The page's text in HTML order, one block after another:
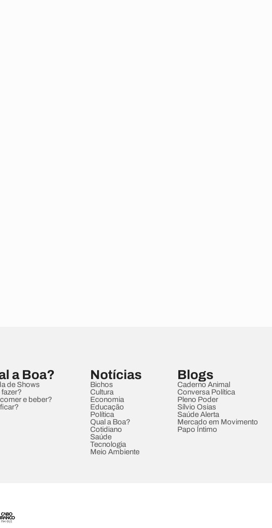
a Boa?
de Shows
e beber?
Notícias
Bichos
Cultura
Economia
Educação
Política
Qual a Boa?
Cotidiano
Saúde
Tecnologia
Meio Ambiente
Blogs
Caderno Animal
Conversa Política
Pleno Poder
Sílvio Osias
Saúde Alerta
Mercado em Movimento
Papo Íntimo